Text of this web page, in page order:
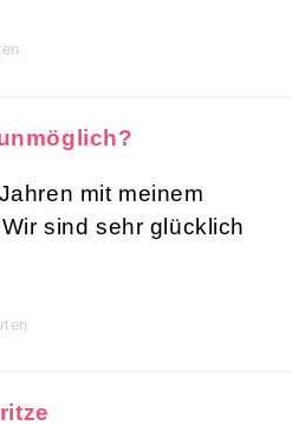
mit meinem
sind sehr glücklich